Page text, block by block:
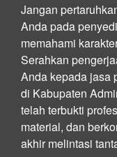
Jangan
Anda pada
memahami
Serahkan
Anda kepada jasa
di Kabupaten
telah terbukti
material, dan
akhir melintasi